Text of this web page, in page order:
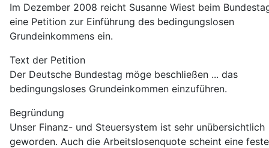
Im Dezember 2008 reicht Susanne Wiest beim
eine Petition zur Einführung des bedingungslosen
Grundeinkommens ein.
Text der Petition
Der Deutsche Bundestag möge beschließen ... das
bedingungsloses Grundeinkommen einzuführen.
Begründung
Unser Finanz- und Steuersystem ist sehr unübersichtlich
geworden. Auch die Arbeitslosenquote scheint eine feste